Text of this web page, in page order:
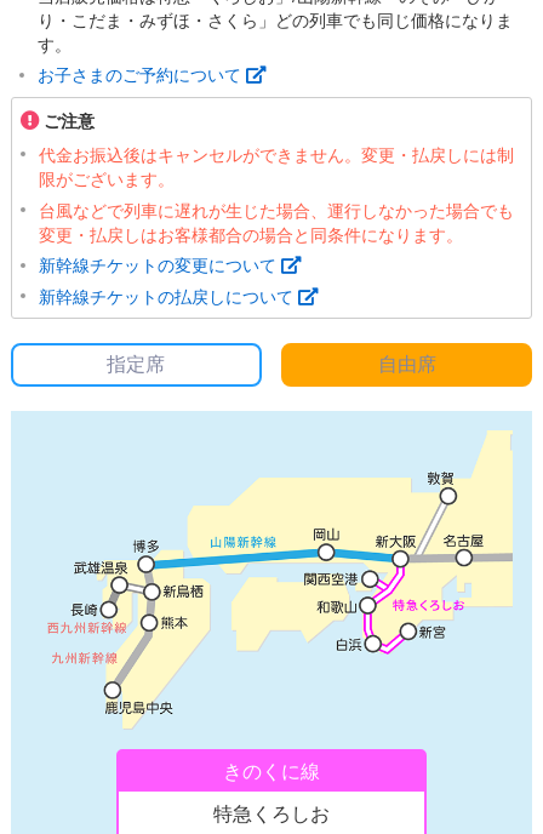
り・こだま・みずほ・さくら」どの列車でも同じ価格になりま
す。
お子さまのご予約について
ご注意
代金お振込後はキャンセルができません。変更・払戻しには制
限がございます。
台風などで列車に遅れが生じた場合、運行しなかった場合でも
変更・払戻しはお客様都合の場合と同条件になります。
新幹線チケットの変更について
新幹線チケットの払戻しについて
指定席 自由席
きのくに線
特急くろしお